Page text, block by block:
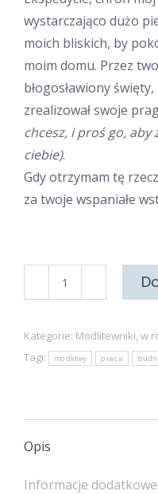
wystarczająco dużo
moich bliskich, by
moim domu. Przez
błogosławiony
zrealizował swoje
chcesz, i proś go, aby
ciebie).
Gdy otrzymam tę
za twoje wspaniałe
W
materialnych
Kategorie: Modlitewniki, w
Tagi:
modlitwy praca
Opis
Informacje dodatkowe